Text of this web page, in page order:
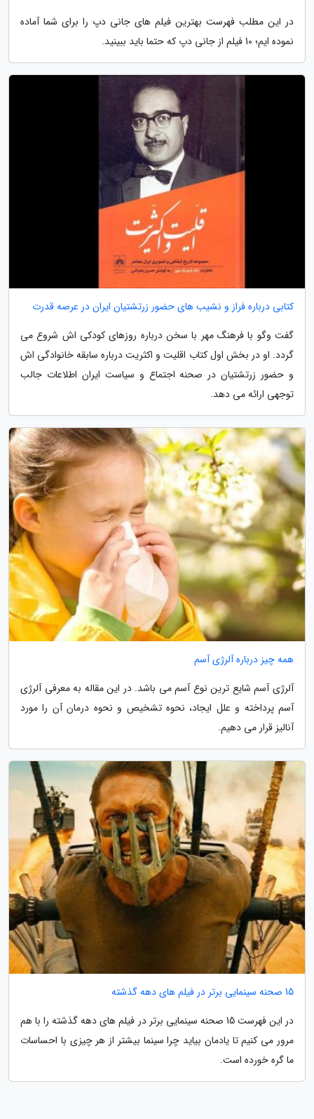
در این مطلب فهرست بهترین فیلم های جانی دپ را برای شما آماده
نموده ایم؛ 10 فیلم از جانی دپ که حتما باید ببینید.
کتابی درباره فراز و نشیب های حضور زرتشتیان ایران در عرصه قدرت
گفت وگو با فرهنگ مهر با سخن درباره روزهای کودکی اش شروع می
گردد. او در بخش اول کتاب اقلیت و اکثریت درباره سابقه خانوادگی اش
و حضور زرتشتیان در صحنه اجتماع و سیاست ایران اطلاعات جالب
توجهی ارائه می دهد.
همه چیز درباره آلرژی آسم
آلرژی آسم شایع ترین نوع آسم می باشد. در این مقاله به معرفی آلرژی
آسم پرداخته و علل ایجاد، نحوه تشخیص و نحوه درمان آن را مورد
آنالیز قرار می دهیم.
15 صحنه سینمایی برتر در فیلم های دهه گذشته
در این فهرست 15 صحنه سینمایی برتر در فیلم های دهه گذشته را با هم
مرور می کنیم تا یادمان بیاید چرا سینما بیشتر از هر چیزی با احساسات
ما گره خورده است.